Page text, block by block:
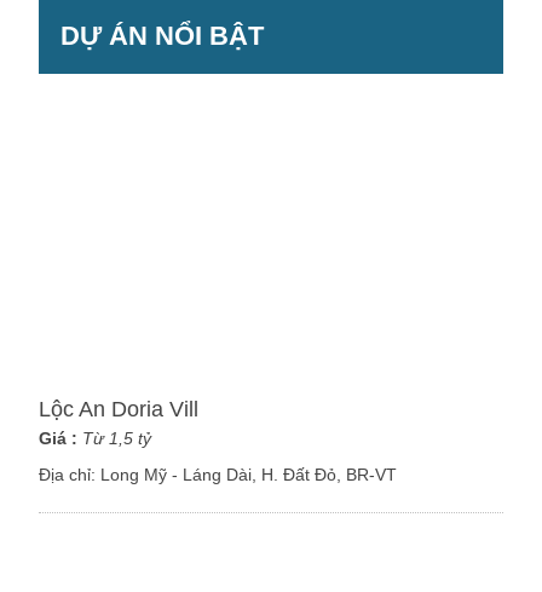
DỰ ÁN NỔI BẬT
Lộc An Doria Vill
Giá : Từ 1,5 tỷ
Địa chỉ:
Long Mỹ - Láng Dài, H. Đất Đỏ, BR-VT